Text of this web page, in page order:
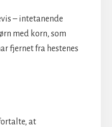
– intetanende
med korn, som
fjernet fra hestenes
at